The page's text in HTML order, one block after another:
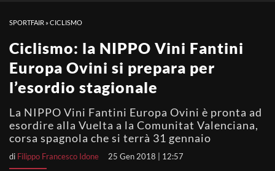
SPORTFAIR »CICLISMO
Ciclismo: la NIPPO Vini Fantini
Europa Ovini si prepara per
l’esordio stagionale
La NIPPO Vini Fantini Europa Ovini è pronta ad
esordire alla Vuelta a la Comunitat Valenciana,
corsa spagnola che si terrà 31 gennaio
di Filippo Francesco Idone 25 Gen 2018 | 12:57